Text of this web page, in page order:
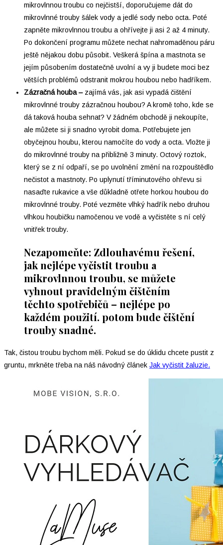
mikrovlnnou troubu co nejčistší, doporučujeme dát do
mikrovlnné trouby šálek vody a jedlé sody nebo octa. Poté
zapněte mikrovlnnou troubu a ohřívejte ji asi 2 až 4 minuty.
Po dokončení programu můžete nechat nahromaděnou páru
ještě nějakou dobu působit. Veškerá špína a mastnota se
jejím působením dostatečně uvolní a vy ji budete moci bez
větších problémů odstranit mokrou houbou nebo hadříkem.
Zázračná houba –⁠ zajímá vás, jak asi vypadá čištění
mikrovlnné trouby zázračnou houbou? A kromě toho, kde se
dá taková houba sehnat? V žádném obchodě ji nekoupíte,
ale můžete si ji snadno vyrobit doma. Potřebujete jen
obyčejnou houbu, kterou namočíte do vody a octa. Vložte ji
do mikrovlnné trouby na přibližně 3 minuty. Octový roztok,
který se z ní odpaří, se po uvolnění změní na rozpouštědlo
nečistot a mastnoty. Po uplynutí tříminutového ohřevu si
nasaďte rukavice a vše důkladně otřete horkou houbou do
mikrovlnné trouby. Poté vezměte vlhký hadřík nebo druhou
vlhkou houbičku namočenou ve vodě a vyčistěte s ní celý
vnitřek trouby.
Nezapomeňte: Zdlouhavému řešení,
jak nejlépe vyčistit troubu a
mikrovlnnou troubu, se můžete
vyhnout pravidelným čištěním
těchto spotřebičů –⁠ nejlépe po
každém použití. potom bude čištění
trouby snadné.
Tak, čistou troubu bychom měli. Pokud se do úklidu chcete pustit z
gruntu, mrkněte třeba na náš návodný článek Jak vyčistit žaluzie.